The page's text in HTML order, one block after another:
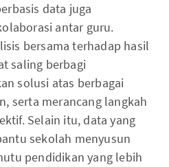
data juga
antar guru.
bersama terhadap hasil
saling berbagi
solusi atas berbagai
serta merancang langkah
Selain itu, data yang
sekolah menyusun
pendidikan yang lebih